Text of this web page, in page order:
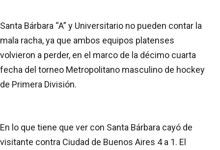
Santa Bárbara “A” y Universitario no pueden contar la
mala racha, ya que ambos equipos platenses
volvieron a perder, en el marco de la décimo cuarta
fecha del torneo Metropolitano masculino de hockey
de Primera División.
En lo que tiene que ver con Santa Bárbara cayó de
visitante contra Ciudad de Buenos Aires 4 a 1. El